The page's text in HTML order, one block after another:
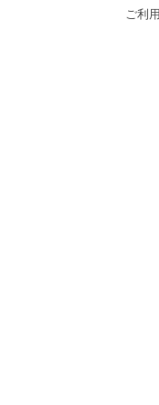
ご利